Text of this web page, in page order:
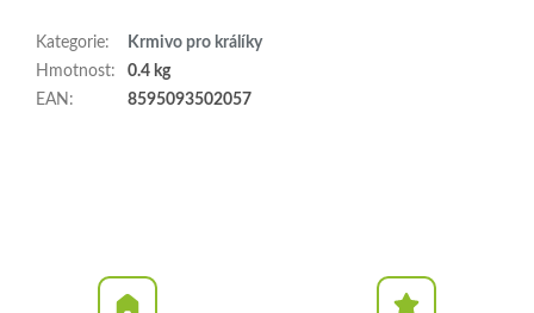
Kategorie:
Krmivo pro králíky
Hmotnost:
0.4 kg
EAN : 8595093502057